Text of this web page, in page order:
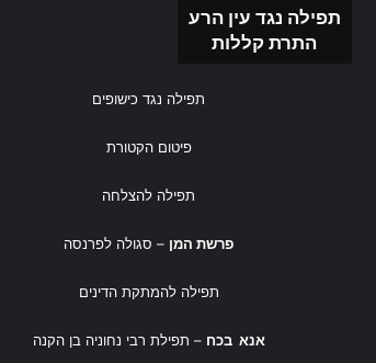
תפילה נגד עין הרע
התרת קללות
תפילה נגד כישופים
פיטום הקטורת
תפילה להצלחה
פרשת המן – סגולה לפרנסה
תפילה להמתקת הדינים
אנא בכח – תפילת רבי נחוניה בן הקנה